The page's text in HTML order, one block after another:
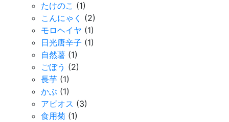
たけのこ (1)
こんにゃく (2)
モロヘイヤ (1)
日光唐辛子 (1)
自然薯 (1)
ごぼう (2)
長芋 (1)
かぶ (1)
アピオス (3)
食用菊 (1)